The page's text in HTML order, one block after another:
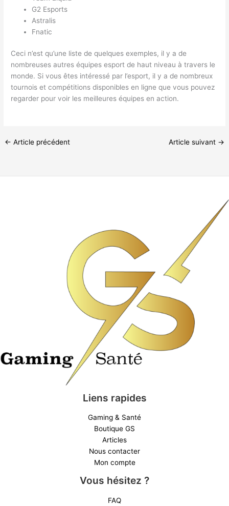
G2 Esports
Astralis
Fnatic
Ceci n’est qu’une liste de quelques exemples, il y a de
nombreuses autres équipes esport de haut niveau à travers le
monde. Si vous êtes intéressé par l’esport, il y a de nombreux
tournois et compétitions disponibles en ligne que vous pouvez
regarder pour voir les meilleures équipes en action.
← Article précédent Article suivant →
Liens rapides
Gaming & Santé
Boutique GS
Articles
Nous contacter
Mon compte
Vous hésitez ?
FAQ